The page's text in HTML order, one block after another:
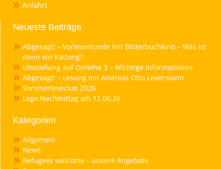
Anfahrt
Neueste Beiträge
Abgesagt! – Vorlesestunde mit Bilderbuchkino – Was ist
denn ein Kattong?
Umstellung auf Onleihe 3 – Wichtige Informationen
Abgesagt! – Lesung mit Andreas Otto Levermann
Sommerleseclub 2026
Lego Nachmittag am 12.06.26
Kategorien
Allgemein
News
Refugees welcome – unsere Angebote